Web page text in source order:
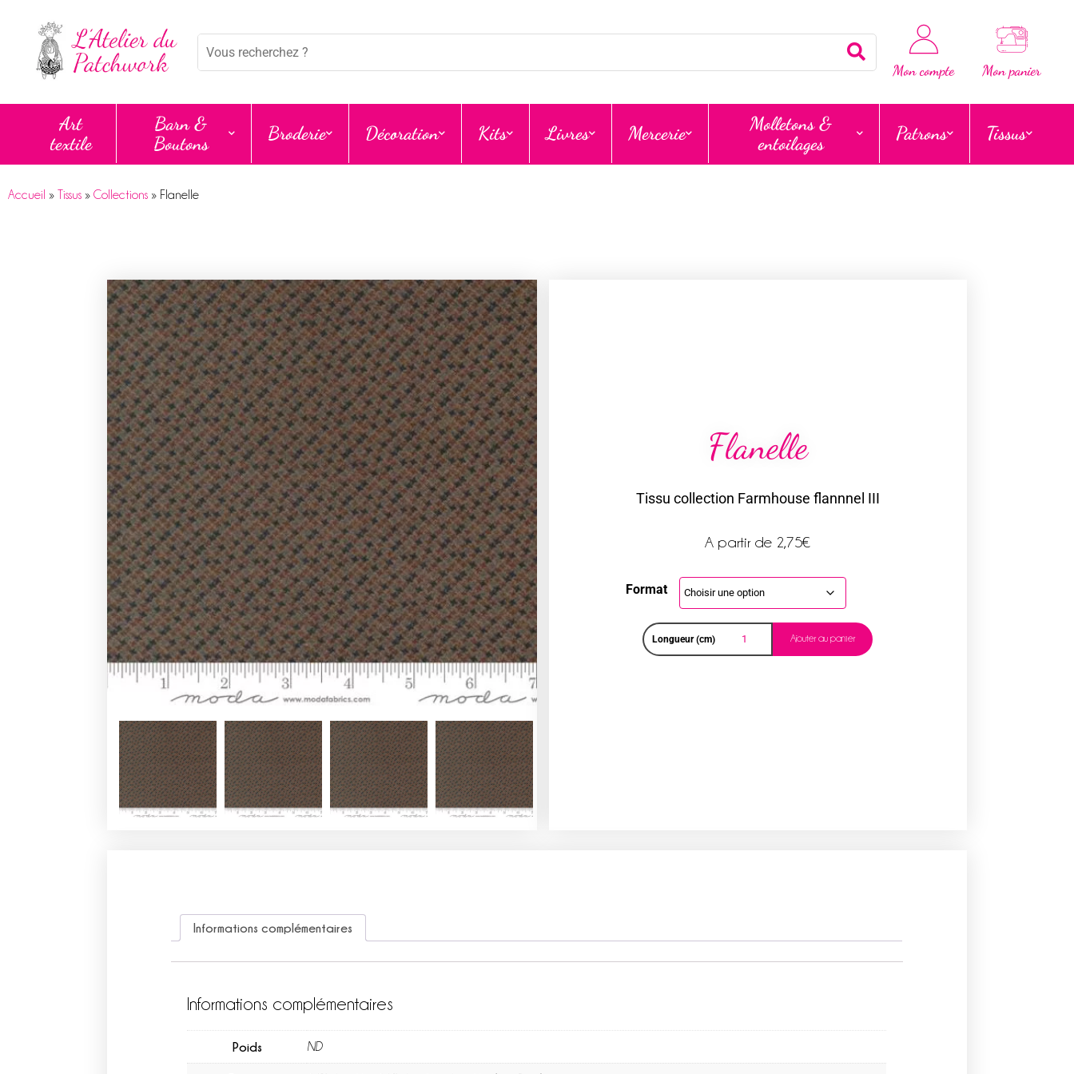
Mots
Rechercher
Mon compte Mon panier
Art
textile
Barn &
Boutons
Broderie Décoration Kits Livres Mercerie
Molletons &
entoilages
Patrons Tissus
Accueil » Tissus » Collections » Flanelle
Flanelle
Tissu collection Farmhouse flannnel III
A partir de 2,75€
Format
Longueur (cm) Ajouter au panier
Informations complémentaires
Informations complémentaires
Poids ND